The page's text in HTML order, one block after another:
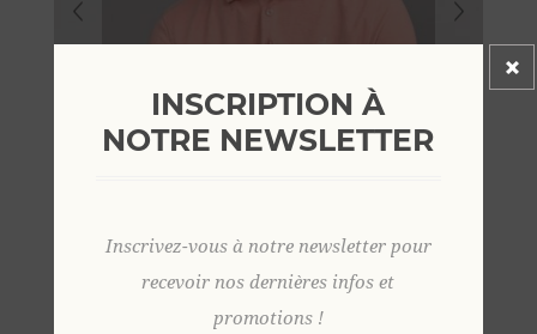
INSCRIPTION À
NOTRE NEWSLETTER
Inscrivez-vous à notre newsletter pour
recevoir nos dernières infos et
promotions !